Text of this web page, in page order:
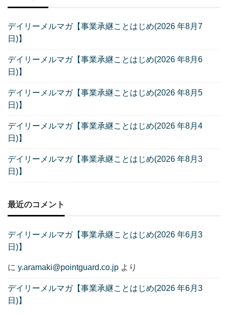
デイリーメルマガ【事業承継ことはじめ(2026 年8月7
日)】
デイリーメルマガ【事業承継ことはじめ(2026 年8月6
日)】
デイリーメルマガ【事業承継ことはじめ(2026 年8月5
日)】
デイリーメルマガ【事業承継ことはじめ(2026 年8月4
日)】
デイリーメルマガ【事業承継ことはじめ(2026 年8月3
日)】
最近のコメント
デイリーメルマガ【事業承継ことはじめ(2026 年6月3
日)】
に y.aramaki@pointguard.co.jp より
デイリーメルマガ【事業承継ことはじめ(2026 年6月3
日)】